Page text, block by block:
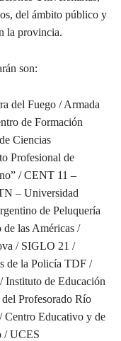
del ámbito público y
la provincia.
son:
del Fuego / Armada
de Formación
Ciencias
Profesional de
/ CENT 11 –
– Universidad
de Peluquería
las Américas /
/ SIGLO 21 /
de la Policía TDF /
Instituto de Educación
Profesorado Río
Centro Educativo y de
/ UCES